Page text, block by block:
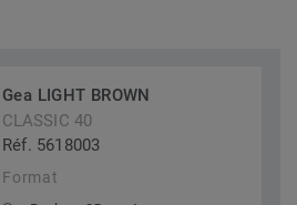
Gea LIGHT BROWN
CLASSIC 40
Réf. 5618003
Format